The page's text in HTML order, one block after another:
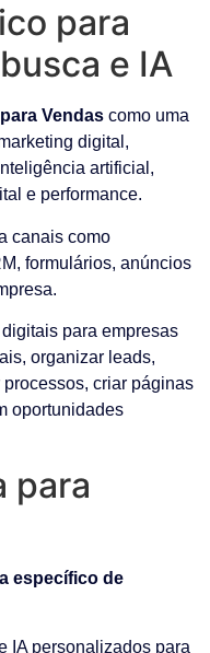
para
e IA
Vendas como uma
digital,
artificial,
e performance.
canais como
formulários, anúncios
para empresas
organizar leads,
criar páginas
oportunidades
para
específico de
IA personalizados para